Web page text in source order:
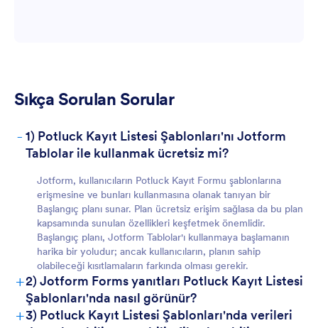
Sıkça Sorulan Sorular
- 1) Potluck Kayıt Listesi Şablonları'nı Jotform
Tablolar ile kullanmak ücretsiz mi?
Jotform, kullanıcıların Potluck Kayıt Formu şablonlarına
erişmesine ve bunları kullanmasına olanak tanıyan bir
Başlangıç planı sunar. Plan ücretsiz erişim sağlasa da bu plan
kapsamında sunulan özellikleri keşfetmek önemlidir.
Başlangıç planı, Jotform Tablolar'ı kullanmaya başlamanın
harika bir yoludur; ancak kullanıcıların, planın sahip
olabileceği kısıtlamaların farkında olması gerekir.
+2) Jotform Forms yanıtları Potluck Kayıt Listesi
Şablonları'nda nasıl görünür?
+3) Potluck Kayıt Listesi Şablonları'nda verileri